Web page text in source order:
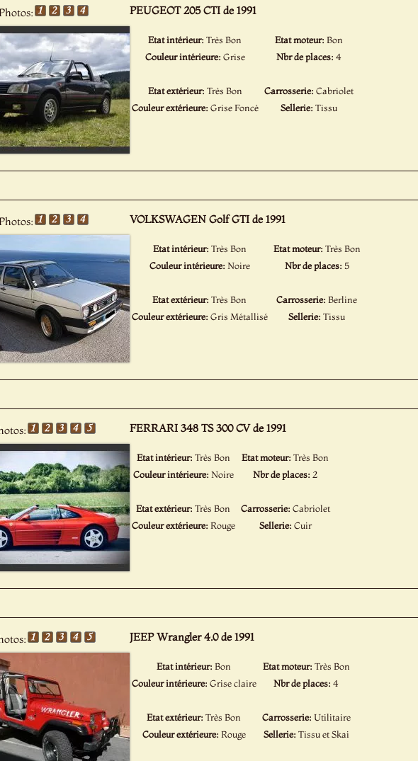
PEUGEOT 205 CTI de 1991
Etat intérieur:Très Bon
Couleur intérieure: Grise
Etat extérieur: Très Bon
Couleur extérieure: Grise Foncé
Etat moteur: Bon
Nbr de places: 4
Carrosserie: Cabriolet
Sellerie: Tissu
VOLKSWAGEN Golf GTI de 1991
Etat intérieur: Très Bon
Couleur intérieure: Noire
Etat extérieur:Très Bon
Couleur extérieure: Gris Métallisé
Etat moteur: Très Bon
Nbr de places: 5
Carrosserie:Berline
Sellerie:Tissu
FERRARI 348 TS 300 CV de 1991
Etat intérieur: Très Bon
Couleur intérieure: Noire
Etat extérieur:Très Bon
Couleur extérieure: Rouge
Etat moteur:Très Bon
Nbr de places: 2
Carrosserie: Cabriolet
Sellerie: Cuir
JEEP Wrangler 4.0 de 1991
Etat intérieur:Bon
Couleur intérieure: Grise claire
Etat extérieur:Très Bon
Couleur extérieure: Rouge
Etat moteur: Très Bon
Nbr de places:4
Carrosserie: Utilitaire
Sellerie: Tissu et Skai